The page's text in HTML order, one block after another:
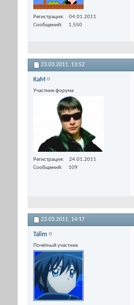
Регистрация
04.01.2011
Сообщений
1,550
23.03.2011, 13:52
KaM
Участник форума
Регистрация
24.01.2011
Сообщений
109
23.03.2011, 14:17
Talim
Почётный участник